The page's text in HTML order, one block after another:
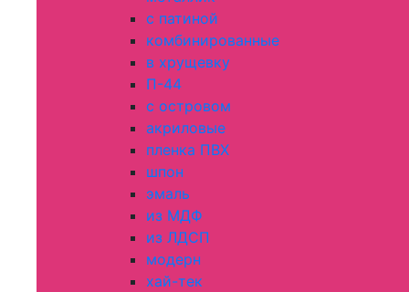
с патиной
комбинированные
в хрущевку
П-44
с островом
акриловые
пленка ПВХ
шпон
эмаль
из МДФ
из ЛДСП
модерн
хай-тек